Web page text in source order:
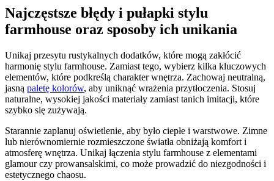
Najczęstsze błędy i pułapki stylu
farmhouse oraz sposoby ich unikania
Unikaj przesytu rustykalnych dodatków, które mogą zakłócić
harmonię stylu farmhouse. Zamiast tego, wybierz kilka kluczowych
elementów, które podkreślą charakter wnętrza. Zachowaj neutralną,
jasną paletę kolorów, aby uniknąć wrażenia przytłoczenia. Stosuj
naturalne, wysokiej jakości materiały zamiast tanich imitacji, które
szybko się zużywają.
Starannie zaplanuj oświetlenie, aby było ciepłe i warstwowe. Zimne
lub nierównomiernie rozmieszczone światła obniżają komfort i
atmosferę wnętrza. Unikaj łączenia stylu farmhouse z elementami
glamour czy prowansalskimi, co może prowadzić do niezgodności i
estetycznego chaosu.